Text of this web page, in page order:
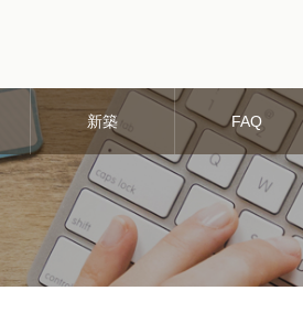
新築 FAQ